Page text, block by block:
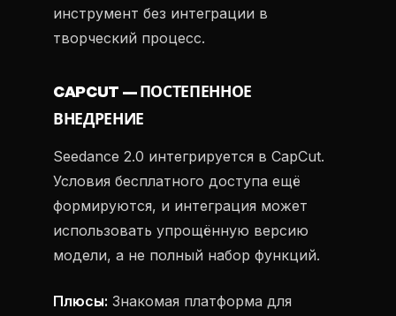
инструмент без интеграции в
творческий процесс.
CAPCUT — ПОСТЕПЕННОЕ
ВНЕДРЕНИЕ
Seedance 2.0 интегрируется в CapCut.
Условия бесплатного доступа ещё
формируются, и интеграция может
использовать упрощённую версию
модели, а не полный набор функций.
Плюсы: Знакомая платформа для